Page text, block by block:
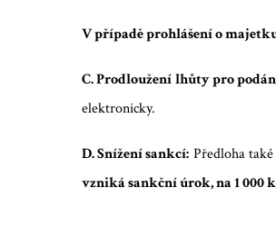
V případě prohlášení o
C. Prodloužení lhůty pro
elektronicky.
D. Snížení sankcí: Předloha
vzniká sankční úrok, na 1 000